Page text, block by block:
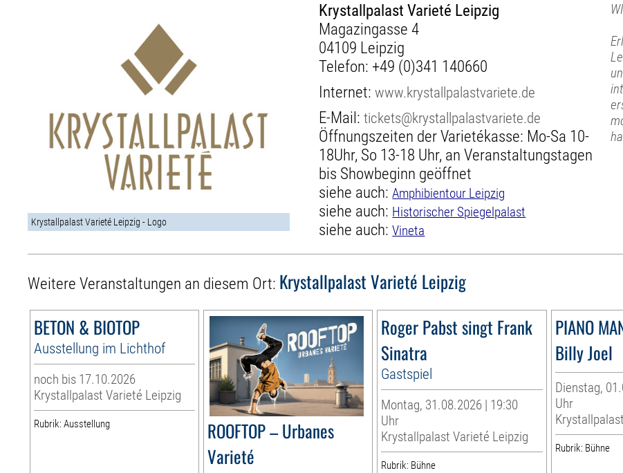
Krystallpalast Varieté Leipzig - Logo
Krystallpalast Varieté Leipzig
Magazingasse 4
04109 Leipzig
Telefon: +49 (0)341 140660
Internet:www.krystallpalastvariete.de
E-Mail:tickets@krystallpalastvariete.de
Öffnungszeiten der Varietékasse: Mo-Sa 10-
18Uhr, So 13-18 Uhr, an Veranstaltungstagen
bis Showbeginn geöffnet
siehe auch:Amphibientour Leipzig
siehe auch: Historischer Spiegelpalast
siehe auch:Vineta
Weitere Veranstaltungen an diesem Ort: Krystallpalast Varieté Leipzig
BETON & BIOTOP
Ausstellung im Lichthof
noch bis 17.10.2026
Krystallpalast Varieté Leipzig
Rubrik: Ausstellung
ROOFTOP – Urbanes
Varieté
Roger Pabst singt Frank
Sinatra
Gastspiel
Montag, 31.08.2026 | 19:30
Uhr
Krystallpalast Varieté Leipzig
Rubrik: Bühne
PIANO
Billy Joel
Dienstag,
Uhr
Rubrik: Bühne